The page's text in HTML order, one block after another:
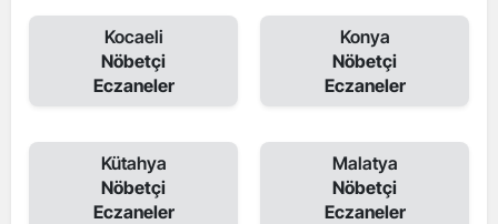
Kocaeli
Nöbetçi
Eczaneler
Konya
Nöbetçi
Eczaneler
Kütahya
Nöbetçi
Eczaneler
Malatya
Nöbetçi
Eczaneler